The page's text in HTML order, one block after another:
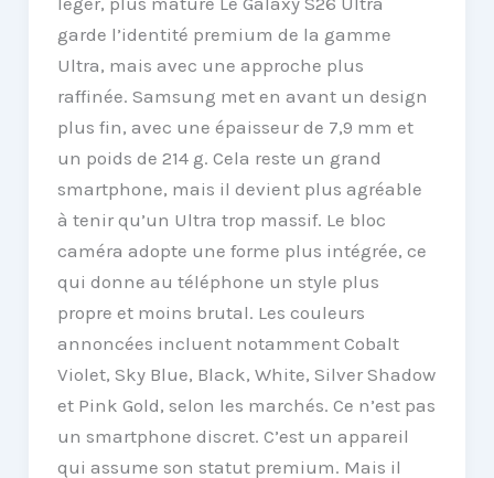
garde l’identité premium de la gamme
Ultra, mais avec une approche plus
raffinée. Samsung met en avant un design
plus fin, avec une épaisseur de 7,9 mm et
un poids de 214 g. Cela reste un grand
smartphone, mais il devient plus agréable
à tenir qu’un Ultra trop massif. Le bloc
caméra adopte une forme plus intégrée, ce
qui donne au téléphone un style plus
propre et moins brutal. Les couleurs
annoncées incluent notamment Cobalt
Violet, Sky Blue, Black, White, Silver Shadow
et Pink Gold, selon les marchés. Ce n’est pas
un smartphone discret. C’est un appareil
qui assume son statut premium. Mais il